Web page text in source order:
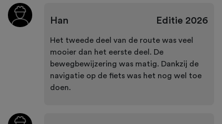
Han Editie2026
Het tweede deel van de route was veel
mooier dan het eerste deel. De
bewegbewijzering was matig. Dankzij de
navigatie op de fiets was het nog wel toe
doen.